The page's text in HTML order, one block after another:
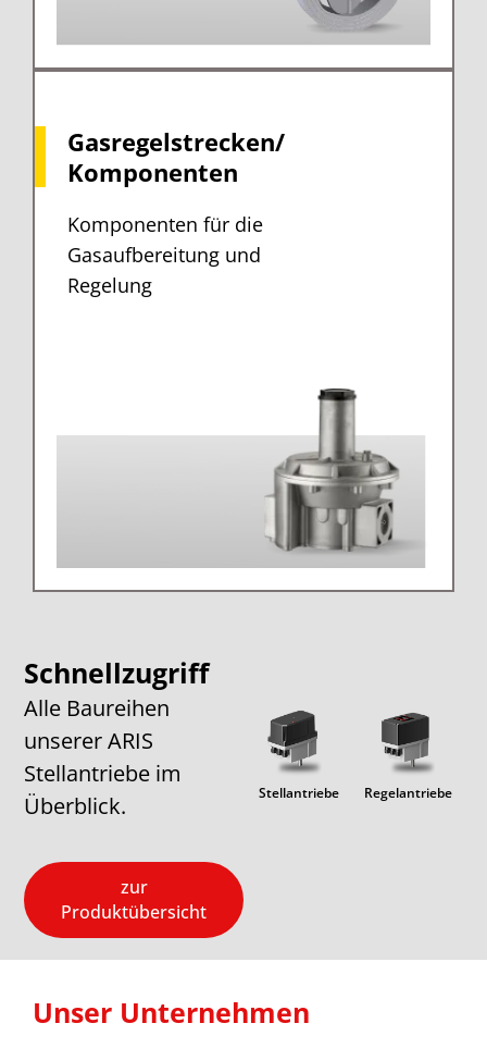
Gasregelstrecken/
Komponenten
Komponenten für die
Gasaufbereitung und
Regelung
Schnellzugriff
Alle Baureihen
unserer ARIS
Stellantriebe im
Überblick.
zur
Produktübersicht
Lineare
Stellantriebe Regelantriebe
Unser Unternehmen